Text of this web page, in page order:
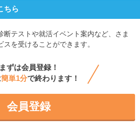
ちら
断テストや就活イベント案内など、さま
を受けることができます。
まずは会員登録！
簡単1分で終わります！
会員登録